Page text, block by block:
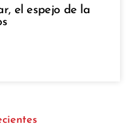
el espejo de la